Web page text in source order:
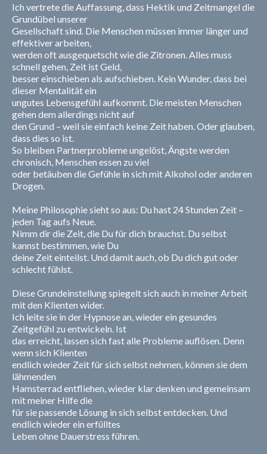
Ich vertrete die Auffassung, dass Hektik und Zeitmangel die
Grundübel unserer
Gesellschaft sind. Die Menschen müssen immer länger und
effektiver arbeiten,
werden oft ausgequetscht wie die Zitronen. Alles muss
schnell gehen, Zeit ist Geld,
besser einschieben als aufschieben. Kein Wunder, dass bei
dieser Mentalität ein
ungutes Lebensgefühl aufkommt. Die meisten Menschen
gehen dem allerdings nicht auf
den Grund – weil sie einfach keine Zeit haben. Oder glauben,
dass dies so ist.
So bleiben Partnerprobleme ungelöst, Ängste werden
chronisch, Menschen essen zu viel
oder betäuben die Gefühle in sich mit Alkohol oder anderen
Drogen.
Meine Philosophie sieht so aus: Du hast 24 Stunden Zeit –
jeden Tag aufs Neue.
Nimm dir die Zeit, die Du für dich brauchst. Du selbst
kannst bestimmen, wie Du
deine Zeit einteilst. Und damit auch, ob Du dich gut oder
schlecht fühlst.
Diese Grundeinstellung spiegelt sich auch in meiner Arbeit
mit den Klienten wider.
Ich leite sie in der Hypnose an, wieder ein gesundes
Zeitgefühl zu entwickeln. Ist
das erreicht, lassen sich fast alle Probleme auflösen. Denn
wenn sich Klienten
endlich wieder Zeit für sich selbst nehmen, können sie dem
lähmenden
Hamsterrad entfliehen, wieder klar denken und gemeinsam
mit meiner Hilfe die
für sie passende Lösung in sich selbst entdecken. Und
endlich wieder ein erfülltes
Leben ohne Dauerstress führen.